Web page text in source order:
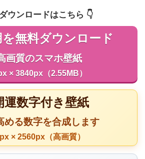
ウンロードはこちら 👇️
無料ダウンロード
画質のスマホ壁紙
× 3840px（2.55MB）
運数字付き壁紙
める数字を合成します
× 2560px（高画質）